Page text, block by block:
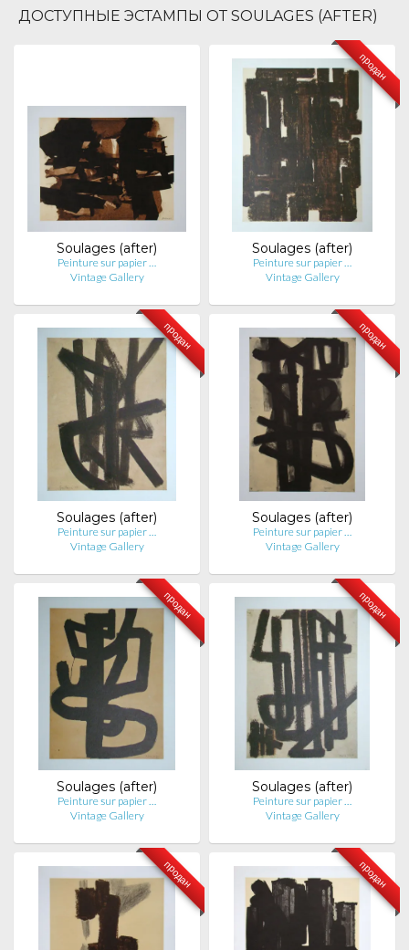
ДОСТУПНЫЕ ЭСТАМПЫ ОТ SOULAGES (AFTER)
Soulages (after)
Peinture sur papier …
Vintage Gallery
продан
Soulages (after)
Peinture sur papier …
Vintage Gallery
продан
Soulages (after)
Peinture sur papier …
Vintage Gallery
продан
Soulages (after)
Peinture sur papier …
Vintage Gallery
продан
Soulages (after)
Peinture sur papier …
Vintage Gallery
продан
Soulages (after)
Peinture sur papier …
Vintage Gallery
продан продан